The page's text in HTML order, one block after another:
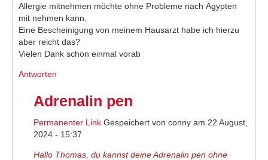
Allergie mitnehmen möchte ohne Probleme nach Ägypten
mit nehmen kann.
Eine Bescheinigung von meinem Hausarzt habe ich hierzu
aber reicht das?
Vielen Dank schon einmal vorab
Antworten
Adrenalin pen
Permanenter Link Gespeichert von conny am 22 August,
2024 - 15:37
Hallo Thomas, du kannst deine Adrenalin pen ohne